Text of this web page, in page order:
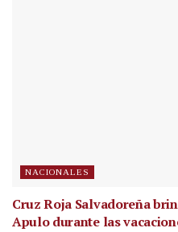
NACIONALES
Cruz Roja Salvadoreña
Apulo durante las